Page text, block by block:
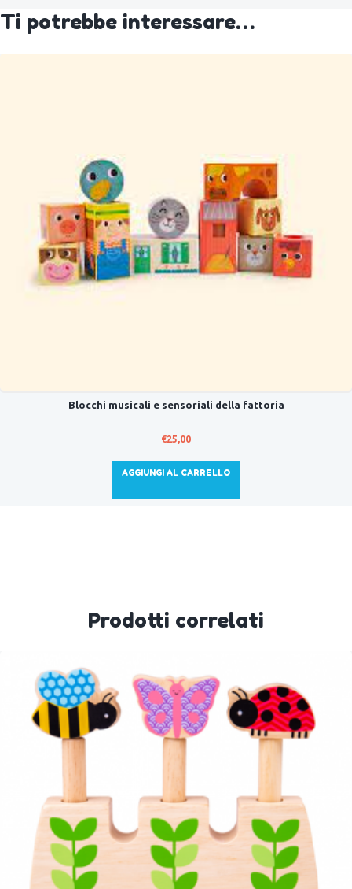
Ti potrebbe interessare…
Blocchi musicali e sensoriali della fattoria
€25,00
AGGIUNGI AL CARRELLO
Prodotti correlati